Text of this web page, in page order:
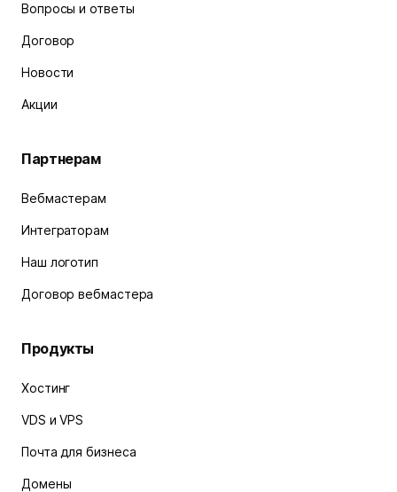
Вопросы и ответы
Договор
Новости
Акции
Партнерам
Вебмастерам
Интеграторам
Наш логотип
Договор вебмастера
Продукты
Хостинг
VDS и VPS
Почта для бизнеса
Домены